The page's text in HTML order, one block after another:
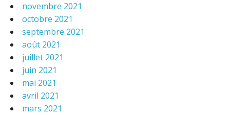
novembre 2021
octobre 2021
septembre 2021
août 2021
juillet 2021
juin 2021
mai 2021
avril 2021
mars 2021